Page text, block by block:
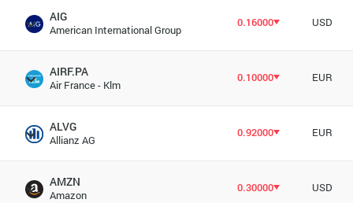
AIG
American International Group
0.16000 USD
AIRF.PA
Air France - Klm
0.10000 EUR
ALVG
Allianz AG
0.92000 EUR
AMZN
Amazon
0.30000 USD